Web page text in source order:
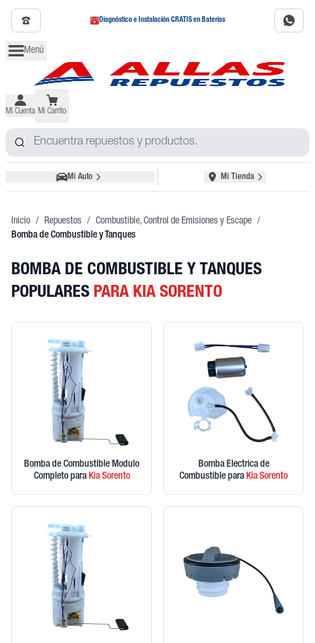
Diagnóstico e Instalación GRATIS en Baterías
Menú
Mi Cuenta Mi Carrito
Mi Auto Mi Tienda
Inicio / Repuestos / Combustible, Control de Emisiones y Escape /
Bomba de Combustible y Tanques
BOMBA DE COMBUSTIBLE Y TANQUES
POPULARES PARA KIA SORENTO
Bomba de Combustible Modulo
Completo paraKiaSorento
Bomba Electrica de
Combustible paraKiaSorento